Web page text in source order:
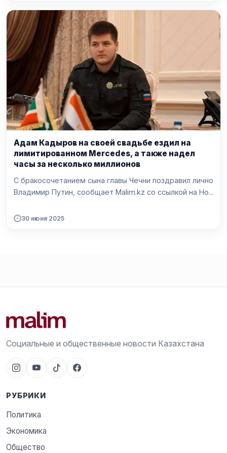
Адам Кадыров на своей свадьбе ездил на
лимитированном Mercedes, а также надел
часы за несколько миллионов
С бракосочетанием сына главы Чечни поздравил лично
Владимир Путин, сообщает Malim.kz со ссылкой на Но...
30 июня 2025
Социальные и общественные новости Казахстана
РУБРИКИ
Политика
Экономика
Общество